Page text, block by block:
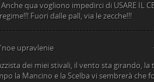
qua vogliono impedirci di USARE IL
Fuori dalle pall, via le zecche!!!
upravlenie
dei miei stivali, il vento sta girando, la
la Mancino e la Scelba vi sembrerà che